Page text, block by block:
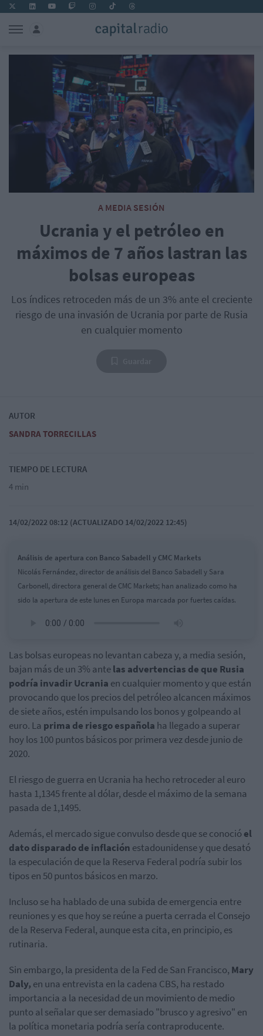
A MEDIA SESIÓN
Ucrania y el petróleo en
máximos de 7 años lastran las
bolsas europeas
Los índices retroceden más de un 3% ante el creciente
riesgo de una invasión de Ucrania por parte de Rusia
en cualquier momento
AUTOR
SANDRA TORRECILLAS
TIEMPO DE LECTURA
4 min
14/02/2022 08:12 (ACTUALIZADO 14/02/2022 12:45)
Análisis de apertura con Banco Sabadell y CMC Markets
Nicolás Fernández, director de análisis del Banco Sabadell y Sara
Carbonell, directora general de CMC Markets; han analizado como ha
sido la apertura de este lunes en Europa marcada por fuertes caídas.
Las bolsas europeas no levantan cabeza y, a media sesión,
bajan más de un 3% antelas advertencias de que Rusia
podría invadir Ucrania en cualquier momento y que están
provocando que los precios del petróleo alcancen máximos
de siete años, estén impulsando los bonos y golpeando al
euro. La prima de riesgo española ha llegado a superar
hoy los 100 puntos básicos por primera vez desde junio de
2020.
El riesgo de guerra en Ucrania ha hecho retroceder al euro
hasta 1,1345 frente al dólar, desde el máximo de la semana
pasada de 1,1495.
Además, el mercado sigue convulso desde que se conoció el
dato disparado de inflación estadounidense y que desató
la especulación de que la Reserva Federal podría subir los
tipos en 50 puntos básicos en marzo.
Incluso se ha hablado de una subida de emergencia entre
reuniones y es que hoy se reúne a puerta cerrada el Consejo
de la Reserva Federal, aunque esta cita, en principio, es
rutinaria.
Sin embargo, la presidenta de la Fed de San Francisco, Mary
Daly, en una entrevista en la cadena CBS, ha restado
importancia a la necesidad de un movimiento de medio
punto al señalar que ser demasiado "brusco y agresivo" en
la política monetaria podría sería contraproducente.